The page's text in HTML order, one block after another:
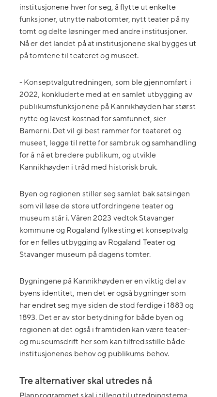
institusjonene hver for seg, å flytte ut enkelte
funksjoner, utnytte nabotomter, nytt teater på ny
tomt og delte løsninger med andre institusjoner.
Nå er det landet på at institusjonene skal bygges ut
på tomtene til teateret og museet.
- Konseptvalgutredningen, som ble gjennomført i
2022, konkluderte med at en samlet utbygging av
publikumsfunksjonene på Kannikhøyden har størst
nytte og lavest kostnad for samfunnet, sier
Bamerni. Det vil gi best rammer for teateret og
museet, legge til rette for sambruk og samhandling
for å nå et bredere publikum, og utvikle
Kannikhøyden i tråd med historisk bruk.
Byen og regionen stiller seg samlet bak satsingen
som vil løse de store utfordringene teater og
museum står i. Våren 2023 vedtok Stavanger
kommune og Rogaland fylkesting et konseptvalg
for en felles utbygging av Rogaland Teater og
Stavanger museum på dagens tomter.
Bygningene på Kannikhøyden er en viktig del av
byens identitet, men det er også bygninger som
har endret seg mye siden de stod ferdige i 1883 og
1893. Det er av stor betydning for både byen og
regionen at det også i framtiden kan være teater-
og museumsdrift her som kan tilfredsstille både
institusjonenes behov og publikums behov.
Tre alternativer skal utredes nå